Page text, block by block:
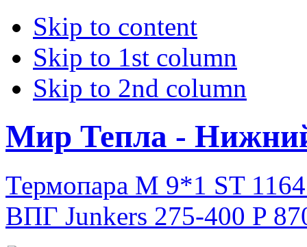
Skip to content
Skip to 1st column
Skip to 2nd column
Мир Тепла -
Термопара М 9*1 ST
ВПГ Junkers 275-400 P